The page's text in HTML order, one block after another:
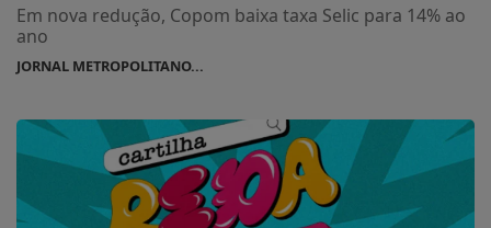
Em nova redução, Copom baixa taxa Selic para 14% ao
ano
JORNAL METROPOLITANO...